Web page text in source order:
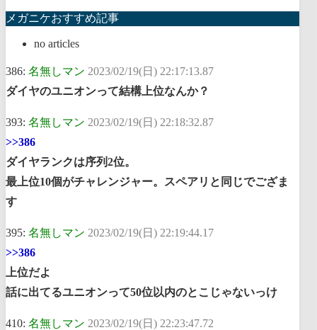
メガニケおすすめ記事
no articles
386: 名無しマン 2023/02/19(日) 22:17:13.87
ダイヤのユニオンって結構上位なんか？
393: 名無しマン 2023/02/19(日) 22:18:32.87
>>386
ダイヤランクは序列2位。
最上位10個がチャレンジャー。スペアリと同じでござま
す
395: 名無しマン 2023/02/19(日) 22:19:44.17
>>386
上位だよ
話に出てるユニオンって50位以内のとこじゃないっけ
410: 名無しマン 2023/02/19(日) 22:23:47.72